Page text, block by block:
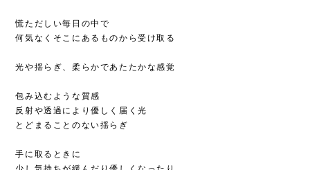
慌ただしい毎日の中で
何気なくそこにあるものから受け取る
光や揺らぎ、柔らかであたたかな感覚
包み込むような質感
反射や透過により優しく届く光
とどまることのない揺らぎ
手に取るときに